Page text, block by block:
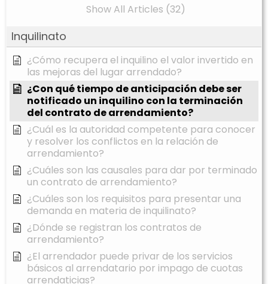
Show All Articles (32)
Inquilinato
¿Cómo recupera el inquilino el valor invertido en
las mejoras del lugar arrendado?
¿Con qué tiempo de anticipación debe ser
notificado un inquilino con la terminación
del contrato de arrendamiento?
¿Cuál es la autoridad competente para conocer
y resolver los conflictos en la relación de
arrendamiento?
¿Cuáles son las causales para dar por terminado
un contrato de arrendamiento?
¿Cuáles son los requisitos para presentar una
demanda en materia de inquilinato?
¿Dónde se registran los contratos de
arrendamiento?
¿El arrendador puede privar de los servicios
básicos al arrendatario por impago de cuotas
arrendaticias?